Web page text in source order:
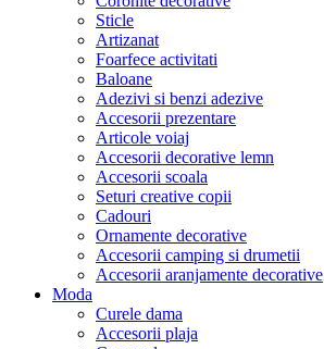
Sticle
Artizanat
Foarfece activitati
Baloane
Adezivi si benzi adezive
Accesorii prezentare
Articole voiaj
Accesorii decorative lemn
Accesorii scoala
Seturi creative copii
Cadouri
Ornamente decorative
Accesorii camping si drumetii
Accesorii aranjamente decorative
Moda
Curele dama
Accesorii plaja